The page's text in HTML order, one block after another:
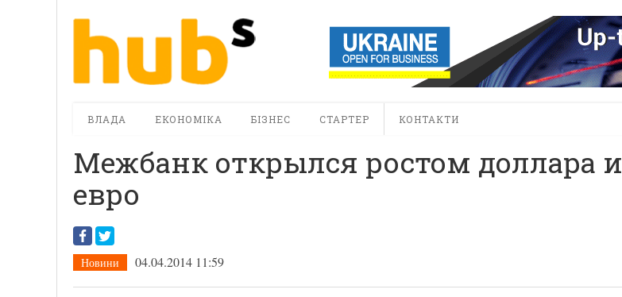
ВЛАДА ЕКОНОМІКА БІЗНЕС СТАРТЕР КОНТАКТИ
Межбанк открылся ростом доллара и
евро
Новини 04.04.2014 11:59